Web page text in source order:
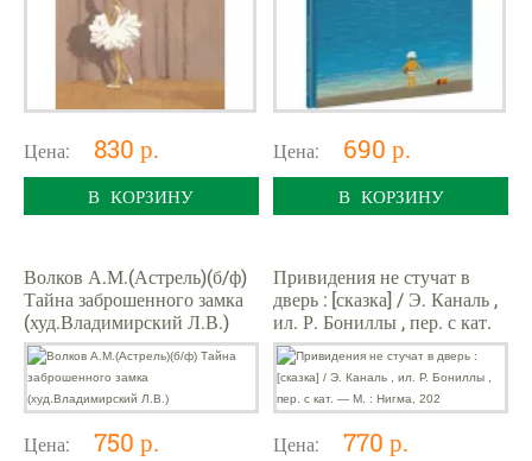
Цена: 830 р.
В КОРЗИНУ
Цена: 690 р.
В КОРЗИНУ
Волков А.М.(Астрель)(б/ф)
Тайна заброшенного замка
(худ.Владимирский Л.В.)
Цена: 750 р.
Привидения не стучат в
дверь : [сказка] / Э. Каналь ,
ил. Р. Бониллы , пер. с кат.
— М. : Нигма, 202
Цена: 770 р.